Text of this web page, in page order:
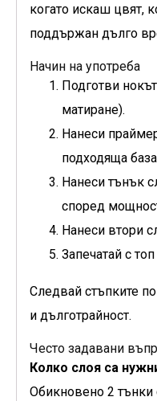
когато искаш цвят,
поддържан дълго
Начин на употреба
Подготви
матиране).
Нанеси
подходяща
Нанеси тънък
според
Нанеси втори
Запечатай с
Следвай стъпките
и дълготрайност.
Често задавани
Колко слоя са
Обикновено 2 тънки